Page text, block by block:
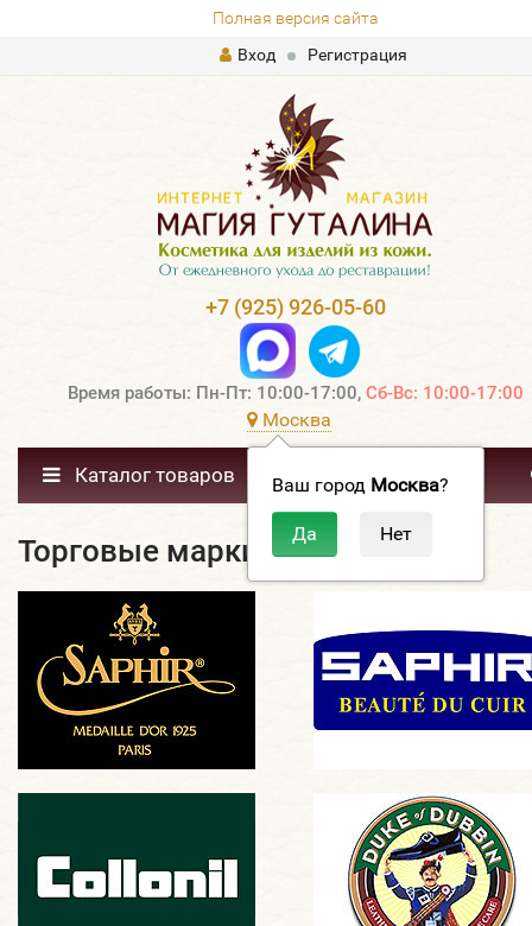
Полная версия сайта
Вход
Регистрация
+7 (925) 926-05-60
Время работы: Пн-Пт: 10:00-17:00, Сб-Вс: 10:00-17:00
Москва
Ваш город Москва?
Каталог товаров
Торговые марки Saphir Medaille